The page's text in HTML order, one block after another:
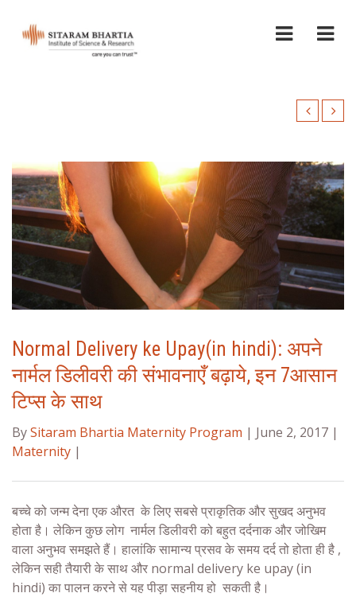
Normal Delivery ke Upay(in hindi): अपने
नार्मल डिलीवरी की संभावनाएँ बढ़ाये, इन 7आसान
टिप्स के साथ
BySitaram Bhartia Maternity Program | June 2, 2017 |
Maternity |
बच्चे को जन्म देना एक औरत के लिए सबसे प्राकृतिक और सुखद अनुभव
होता है। लेकिन कुछ लोग नार्मल डिलीवरीको बहुत दर्दनाक और जोखिम
वाला अनुभव समझते हैं। हालांकि सामान्य प्रसव के समय दर्द तो होता ही है ,
लेकिन सही तैयारी के साथ और normal delivery ke upay (in
hindi) का पालन करने सेयहपीड़ासहनीय हो सकती है।